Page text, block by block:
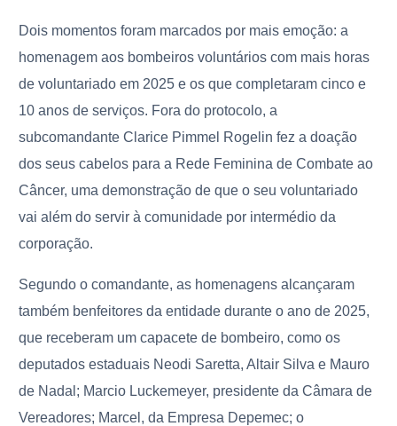
Dois momentos foram marcados por mais emoção: a
homenagem aos bombeiros voluntários com mais horas
de voluntariado em 2025 e os que completaram cinco e
10 anos de serviços. Fora do protocolo, a
subcomandante Clarice Pimmel Rogelin fez a doação
dos seus cabelos para a Rede Feminina de Combate ao
Câncer, uma demonstração de que o seu voluntariado
vai além do servir à comunidade por intermédio da
corporação.
Segundo o comandante, as homenagens alcançaram
também benfeitores da entidade durante o ano de 2025,
que receberam um capacete de bombeiro, como os
deputados estaduais Neodi Saretta, Altair Silva e Mauro
de Nadal; Marcio Luckemeyer, presidente da Câmara de
Vereadores; Marcel, da Empresa Depemec; o